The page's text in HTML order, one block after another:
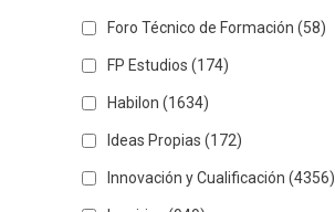
Foro Técnico de Formación (58)
FP Estudios (174)
Habilon (1634)
Ideas Propias (172)
Innovación y Cualificación (4356)